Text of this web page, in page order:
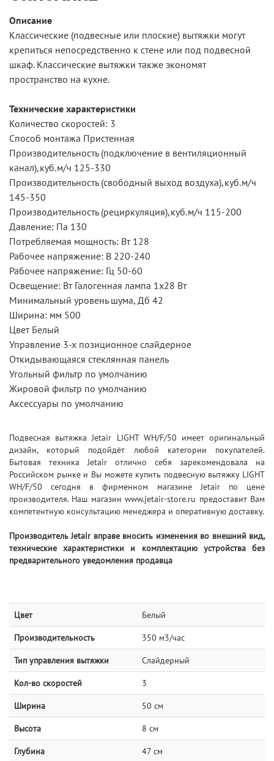
Описание
Классические (подвесные или плоские) вытяжки могут
крепиться непосредственно к стене или под подвесной
шкаф. Классические вытяжки также экономят
пространство на кухне.
Технические характеристики
Количество скоростей: 3
Способ монтажа Пристенная
Производительность (подключение в вентиляционный
канал),куб.м/ч 125-330
Производительность (свободный выход воздуха),куб.м/ч
145-350
Производительность (рециркуляция),куб.м/ч 115-200
Давление: Па 130
Потребляемая мощность: Вт 128
Рабочее напряжение: В 220-240
Рабочее напряжение: Гц 50-60
Освещение: Вт Галогенная лампа 1x28 Вт
Минимальный уровень шума, Дб 42
Ширина: мм 500
Цвет Белый
Управление 3-х позиционное слайдерное
Откидывающаяся стеклянная панель
Угольный фильтр по умолчанию
Жировой фильтр по умолчанию
Аксессуары по умолчанию
Подвесная вытяжка Jetair LIGHT WH/F/50 имеет оригинальный
дизайн, который подойдёт любой категории покупателей.
Бытовая техника Jetair отлично себя зарекомендовала на
Российском рынке и Вы можете купить подвесную вытяжку LIGHT
WH/F/50 сегодня в фирменном магазине Jetair по цене
производителя. Наш магазин www.jetair-store.ru предоставит Вам
компетентную консультацию менеджера и оперативную доставку.
Производитель Jetair вправе вносить изменения во внешний вид,
технические характеристики и комплектацию устройства без
предварительного уведомления продавца
Цвет Белый
Производительность 350 м3/час
Тип управления вытяжки Слайдерный
Кол-во скоростей 3
Ширина 50 см
Высота 8 см
Глубина 47 см